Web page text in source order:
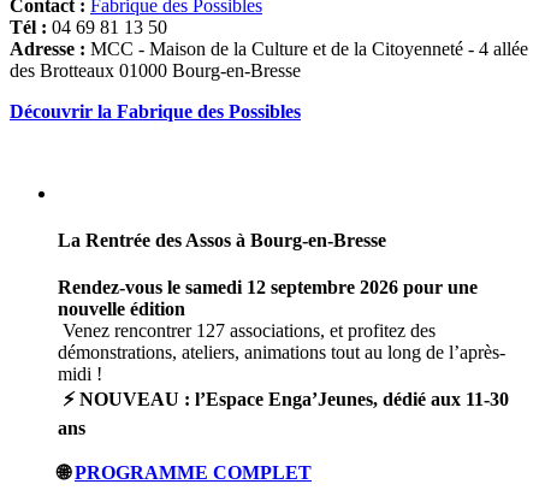
Contact : Fabrique des Possibles
Tél : 04 69 81 13 50
Adresse : MCC - Maison de la Culture et de la Citoyenneté - 4 allée
des Brotteaux 01000 Bourg-en-Bresse
Découvrir la Fabrique des Possibles
La Rentrée des Assos à Bourg-en-Bresse
Rendez-vous le samedi 12 septembre 2026 pour une
nouvelle édition
Venez rencontrer 127 associations, et profitez des
démonstrations, ateliers, animations tout au long de l’après-
midi !
⚡ NOUVEAU : l’Espace Enga’Jeunes, dédié aux 11-30
ans
🌐PROGRAMME COMPLET